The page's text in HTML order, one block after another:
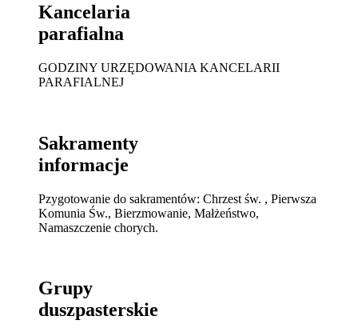
Kancelaria
parafialna
GODZINY URZĘDOWANIA KANCELARII
PARAFIALNEJ
Sakramenty
informacje
Pzygotowanie do sakramentów: Chrzest św. , Pierwsza
Komunia Św., Bierzmowanie, Małżeństwo,
Namaszczenie chorych.
Grupy
duszpasterskie